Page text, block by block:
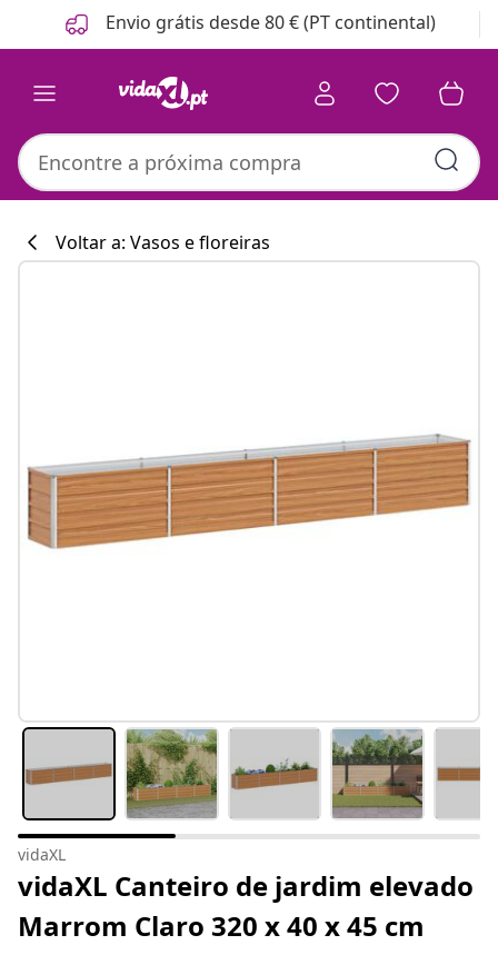
Anterior
Seguinte Envio grátis desde 80 € (PT continental)
Voltar a: Vasos e floreiras
vidaXL
vidaXL Canteiro de jardim elevado
Marrom Claro 320 x 40 x 45 cm